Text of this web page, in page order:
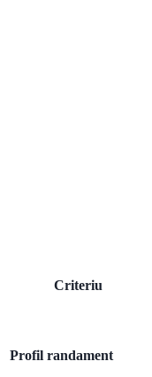
Criteriu
Profil randament